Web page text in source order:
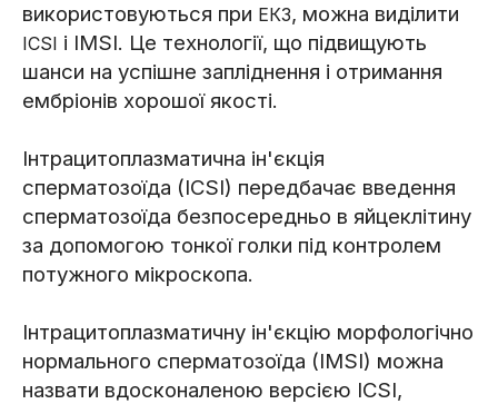
використовуються при ЕКЗ, можна виділити
ICSI і IMSI. Це технології, що підвищують
шанси на успішне запліднення і отримання
ембріонів хорошої якості.
Інтрацитоплазматична ін'єкція
сперматозоїда (ICSI) передбачає введення
сперматозоїда безпосередньо в яйцеклітину
за допомогою тонкої голки під контролем
потужного мікроскопа.
Інтрацитоплазматичну ін'єкцію морфологічно
нормального сперматозоїда (IMSI) можна
назвати вдосконаленою версією ICSI,